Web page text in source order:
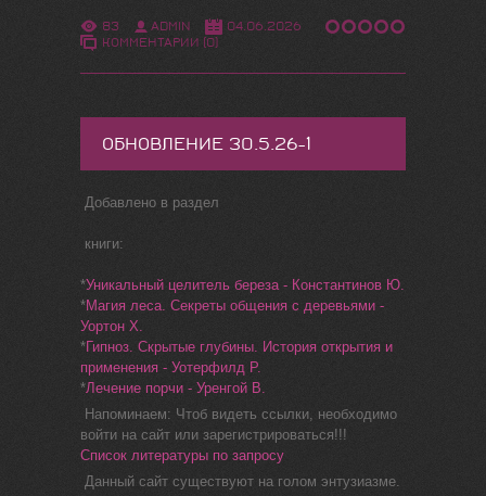
83 ADMIN
04.06.2026
КОММЕНТАРИИ (0)
ОБНОВЛЕНИЕ 30.5.26-1
Добавлено в раздел
книги:
*Уникальный целитель береза - Константинов Ю.
*Магия леса. Секреты общения с деревьями -
Уортон Х.
*Гипноз. Скрытые глубины. История открытия и
применения - Уотерфилд Р.
*Лечение порчи - Уренгой В.
Напоминаем: Чтоб видеть ссылки, необходимо
войти на сайт или зарегистрироваться!!!
Список литературы по запросу
Данный сайт существуют на голом энтузиазме.